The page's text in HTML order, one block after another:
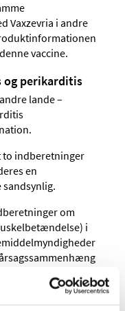
Vaxzevria i andre
vaccine.
og perikarditis
lande –
to indberetninger
en
om
i
en sådan